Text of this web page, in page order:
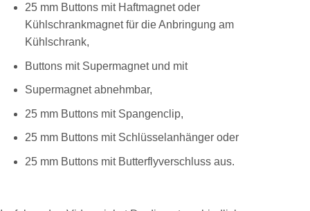
25 mm Buttons mit Haftmagnet oder
Kühlschrankmagnet für die Anbringung am
Kühlschrank,
Buttons mit Supermagnet und mit
Supermagnet abnehmbar,
25 mm Buttons mit Spangenclip,
25 mm Buttons mit Schlüsselanhänger oder
25 mm Buttons mit Butterflyverschluss aus.